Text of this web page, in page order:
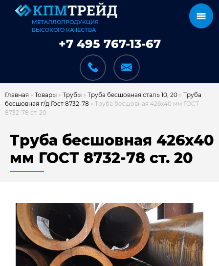
МЕТАЛЛОПРОДУКЦИЯ
ВЫСОКОГО КАЧЕСТВА
+7 495 767-13-67
ДОСТАВКА И ОПЛАТА
НАШИ ОБЪЕКТЫ
ОТЗЫВЫ
Главная » Товары » Трубы » Труба бесшовная сталь 10, 20 » Труба
бесшовная г/д Гост 8732-78 » Труба бесшовная 426х40 мм ГОСТ
8732-78 ст. 20
Труба бесшовная 426х40
мм ГОСТ 8732-78 ст. 20